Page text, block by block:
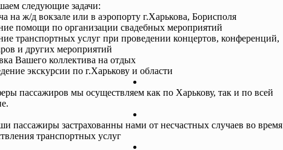
следующие задачи:
на ж/д вокзале или в аэропорту г.Харькова, Борисполя
помощи по организации свадебных мероприятий
транспортных услуг при проведении концертов, конференций,
и других мероприятий
Вашего коллектива на отдых
экскурсии по г.Харькову и области
пассажиров мы осуществляем как по Харькову, так и по всей
пассажиры застрахованны нами от несчастных случаев во время
транспортных услуг